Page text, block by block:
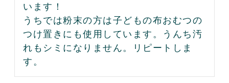
います！
うちでは粉末の方は子どもの布おむつの
つけ置きにも使用しています。うんち汚
れもシミになりません。リピートしま
す。